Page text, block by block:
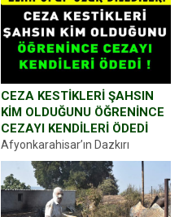
CEZA KESTİKLERİ ŞAHSIN
KİM OLDUĞUNU ÖĞRENİNCE
CEZAYI KENDİLERİ ÖDEDİ
Afyonkarahisar’ın Dazkırı
ilçesinde trafik uygulaması
yapan jandarma ekipleri
durdurdukları bir otomobilin
sürücüsünden ehliyet ve ruhsat